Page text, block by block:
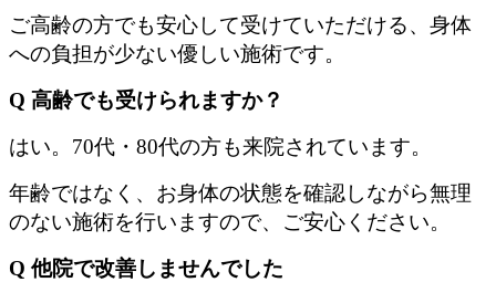
ご高齢の方でも安心して受けていただける、身体
への負担が少ない優しい施術です。
Q 高齢でも受けられますか？
はい。70代・80代の方も来院されています。
年齢ではなく、お身体の状態を確認しながら無理
のない施術を行いますので、ご安心ください。
Q 他院で改善しませんでした